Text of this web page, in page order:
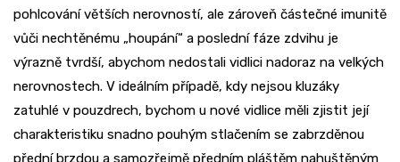
pohlcování větších nerovností, ale zároveň částečné imunitě
vůči nechtěnému „houpání“ a poslední fáze zdvihu je
výrazně tvrdší, abychom nedostali vidlici nadoraz na velkých
nerovnostech. V ideálním případě, kdy nejsou kluzáky
zatuhlé v pouzdrech, bychom u nové vidlice měli zjistit její
charakteristiku snadno pouhým stlačením se zabrzděnou
přední brzdou a samozřejmě předním pláštěm nahuštěným